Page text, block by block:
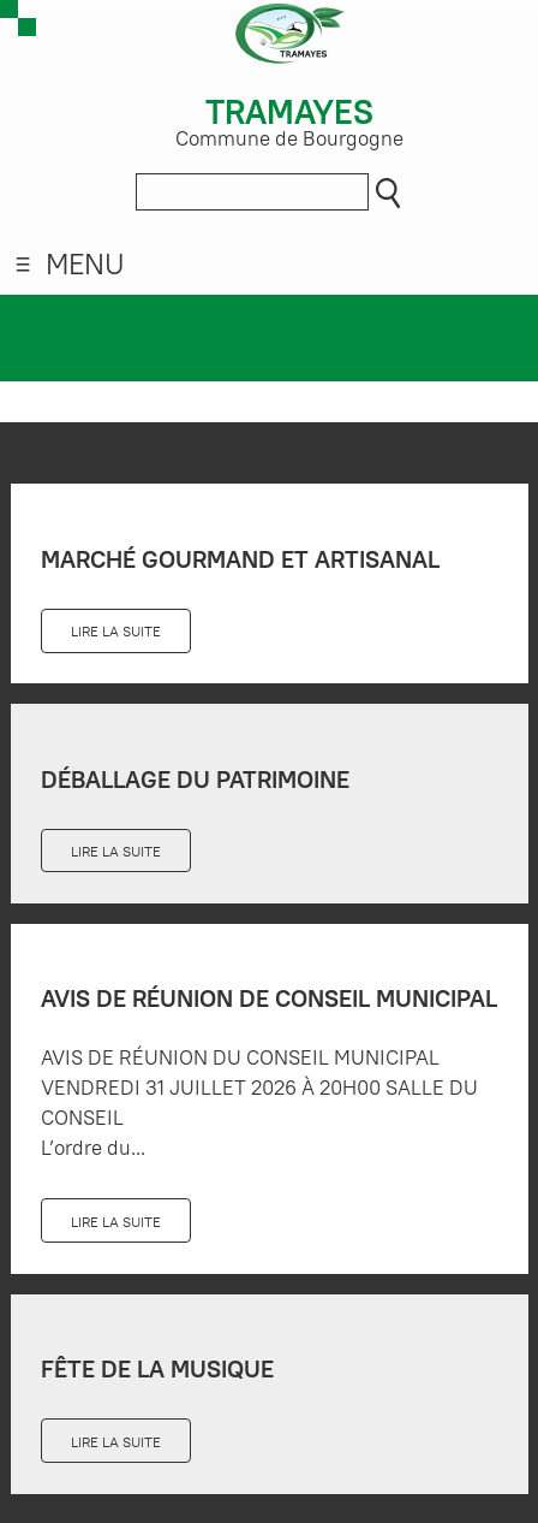
TRAMAYES
Commune de Bourgogne
MENU
MARCHÉ GOURMAND ET ARTISANAL
LIRE LA SUITE
DÉBALLAGE DU PATRIMOINE
LIRE LA SUITE
AVIS DE RÉUNION DE CONSEIL MUNICIPAL
AVIS DE RÉUNION DU CONSEIL MUNICIPAL
VENDREDI 31 JUILLET 2026 À 20H00 SALLE DU
CONSEIL
L’ordre du...
LIRE LA SUITE
FÊTE DE LA MUSIQUE
LIRE LA SUITE